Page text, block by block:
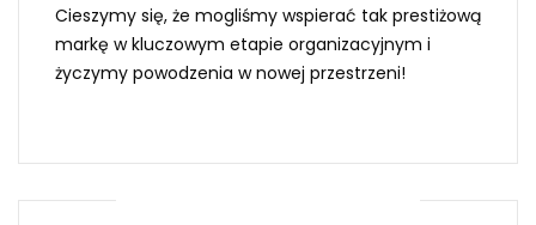
Cieszymy się, że mogliśmy wspierać tak prestiżową
markę w kluczowym etapie organizacyjnym i
życzymy powodzenia w nowej przestrzeni!